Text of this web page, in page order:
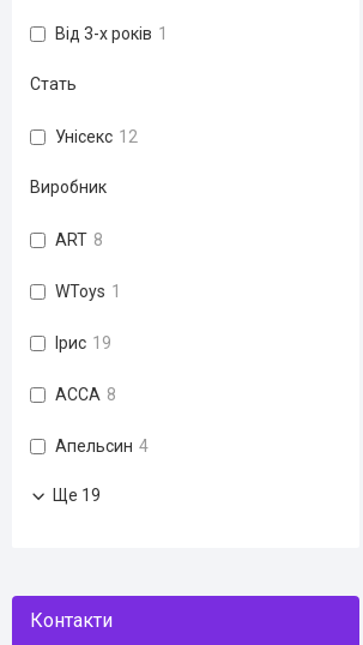
Від 3-х років 1
Стать
Унісекс 12
Виробник
ART 8
WToys 1
Ірис 19
АССА 8
Апельсин 4
Ще 19